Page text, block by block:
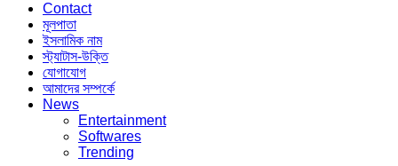
Contact
মূলপাতা
ইসলামিক নাম
স্ট্যাটাস-উক্তি
যোগাযোগ
আমাদের সম্পর্কে
News
Entertainment
Softwares
Trending